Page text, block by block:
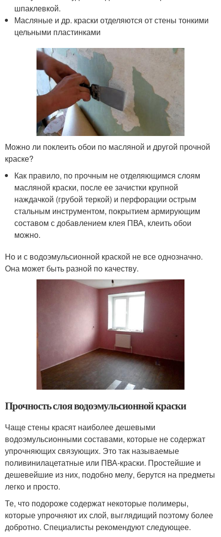
шпаклевкой.
Масляные и др. краски отделяются от стены тонкими
цельными пластинками
Можно ли поклеить обои по масляной и другой прочной
краске?
Как правило, по прочным не отделяющимся слоям
масляной краски, после ее зачистки крупной
наждачкой (грубой теркой) и перфорации острым
стальным инструментом, покрытием армирующим
составом с добавлением клея ПВА, клеить обои
можно.
Но и с водоэмульсионной краской не все однозначно.
Она может быть разной по качеству.
Прочность слоя водоэмульсионной краски
Чаще стены красят наиболее дешевыми
водоэмульсионными составами, которые не содержат
упрочняющих связующих. Это так называемые
поливинилацетатные или ПВА-краски. Простейшие и
дешевейшие из них, подобно мелу, берутся на предметы
легко и просто.
Те, что подороже содержат некоторые полимеры,
которые упрочняют их слой, выглядищий поэтому более
добротно. Специалисты рекомендуют следующее.